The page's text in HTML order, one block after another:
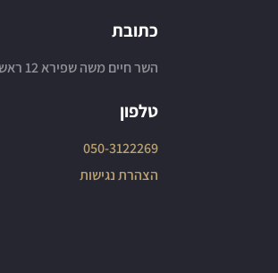
כתובת
השר חיים משה שפירא 12 ראשון לציון
טלפון
050-3122269
הצהרת נגישות